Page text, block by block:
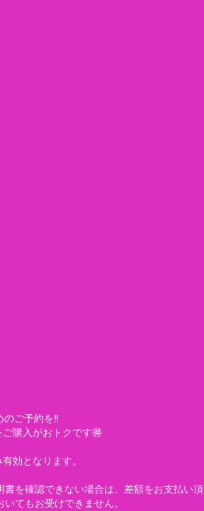
のご予約を‼️
購入がおトクです🉐
効となります。
を確認できない場合は、差額をお支払い頂
てもお受けできません。